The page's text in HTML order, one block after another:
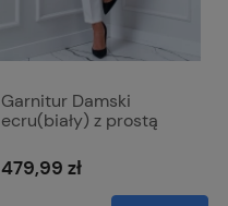
Garnitur Damski
ecru(biały) z prostą
dwurzędowym
zapięciem za złotymi
guzikami - Alessandra 2
479,99 zł